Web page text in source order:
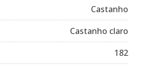
Castanho
Castanho claro
182